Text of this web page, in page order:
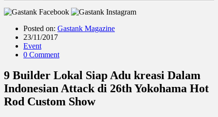
Posted on: Gastank Magazine
23/11/2017
Event
0 Comment
9 Builder Lokal Siap Adu kreasi Dalam
Indonesian Attack di 26th Yokohama Hot
Rod Custom Show